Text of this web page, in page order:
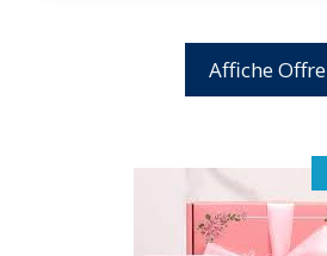
Affiche Offre